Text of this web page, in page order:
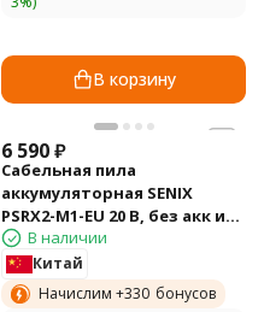
В корзину
6 590₽
Сабельная пила
аккумуляторная SENIX
PSRX2-M1-EU 20 В, без акк и
ЗУ В наличии
Китай
Начислим +330 бонусов